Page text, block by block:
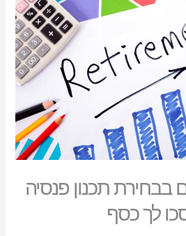
בבחירת תכנון פנסיה
לך כסף